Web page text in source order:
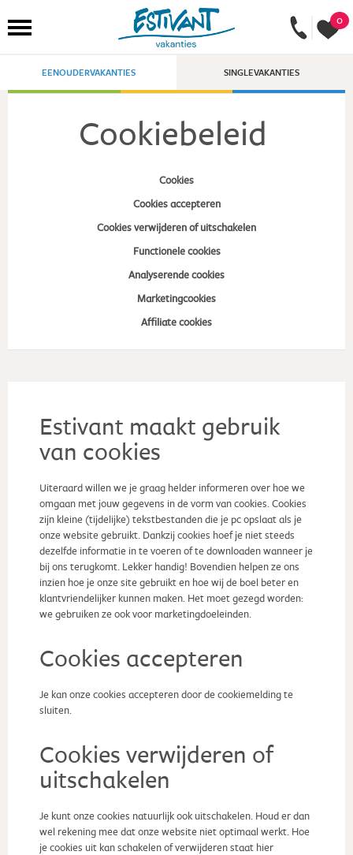
0
EENOUDERVAKANTIES SINGLEVAKANTIES
Cookiebeleid
Cookies
Cookies accepteren
Cookies verwijderen of uitschakelen
Functionele cookies
Analyserende cookies
Marketingcookies
Affiliate cookies
Estivant maakt gebruik
van cookies
Uiteraard willen we je graag helder informeren over hoe we
omgaan met jouw gegevens in de vorm van cookies. Cookies
zijn kleine (tijdelijke) tekstbestanden die je pc opslaat als je
onze website gebruikt. Dankzij cookies hoef je niet steeds
dezelfde informatie in te voeren of te downloaden wanneer je
bij ons terugkomt. Lekker handig! Bovendien helpen ze ons
inzien hoe je onze site gebruikt en hoe wij de boel beter en
klantvriendelijker kunnen maken. Het moet gezegd worden:
we gebruiken ze ook voor marketingdoeleinden.
Cookies accepteren
Je kan onze cookies accepteren door de cookiemelding te
sluiten.
Cookies verwijderen of
uitschakelen
Je kunt onze cookies natuurlijk ook uitschakelen. Houd er dan
wel rekening mee dat onze website niet optimaal werkt. Hoe
je cookies uit kan schakelen of verwijderen staat hier